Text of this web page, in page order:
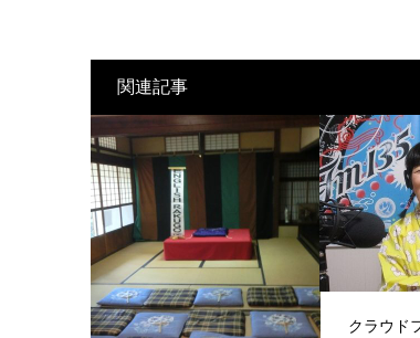
関連記事
クラウド